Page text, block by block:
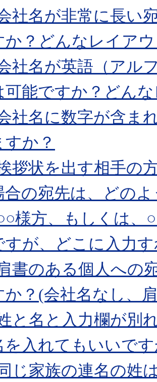
社名が非常に長い
か？どんなレイア
社名が英語（アル
可能ですか？どん
社名に数字が含ま
すか？
拶状を出す相手の
合の宛先は、どの
様方、もしくは
すが、どこに入力
書のある個人への
か？(会社名なし、
と名と入力欄が別
を入れてもいいで
同じ家族の連名の姓